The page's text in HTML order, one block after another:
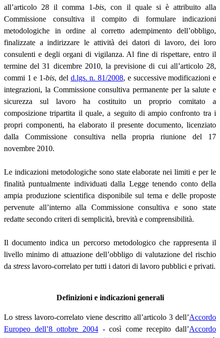
all’articolo 28 il comma 1-bis, con il quale si è attribuito alla
Commissione consultiva il compito di formulare indicazioni
metodologiche in ordine al corretto adempimento dell’obbligo,
finalizzate a indirizzare le attività dei datori di lavoro, dei loro
consulenti e degli organi di vigilanza. Al fine di rispettare, entro il
termine del 31 dicembre 2010, la previsione di cui all’articolo 28,
commi 1 e 1-bis, del d.lgs. n. 81/2008, e successive modificazioni e
integrazioni, la Commissione consultiva permanente per la salute e
sicurezza sul lavoro ha costituito un proprio comitato a
composizione tripartita il quale, a seguito di ampio confronto tra i
propri componenti, ha elaborato il presente documento, licenziato
dalla Commissione consultiva nella propria riunione del 17
novembre 2010.
Le indicazioni metodologiche sono state elaborate nei limiti e per le
finalità puntualmente individuati dalla Legge tenendo conto della
ampia produzione scientifica disponibile sul tema e delle proposte
pervenute all’interno alla Commissione consultiva e sono state
redatte secondo criteri di semplicità, brevità e comprensibilità.
Il documento indica un percorso metodologico che rappresenta il
livello minimo di attuazione dell’obbligo di valutazione del rischio
da stress lavoro-correlato per tutti i datori di lavoro pubblici e privati.
Definizioni e indicazioni generali
Lo stress lavoro-correlato viene descritto all’articolo 3 dell’Accordo
Europeo dell’8 ottobre 2004- così come recepito dall’Accordo